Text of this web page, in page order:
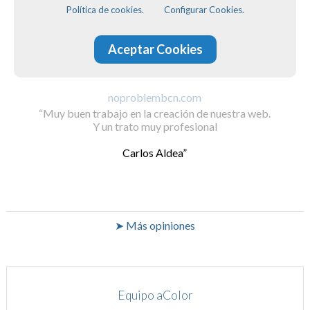
noproblembcn.com
Muy buen trabajo en la creación de nuestra web.
Y un trato muy profesional
Carlos Aldea
➤ Más opiniones
Equipo aColor
Política de cookies.
Configurar Cookies.
Aceptar Cookies